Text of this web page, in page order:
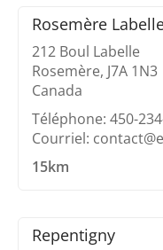
Rosemère
212 Boul Labelle
Rosemère, J7A 1N3
Canada
Téléphone: 450-
Courriel:
15km
Repentigny